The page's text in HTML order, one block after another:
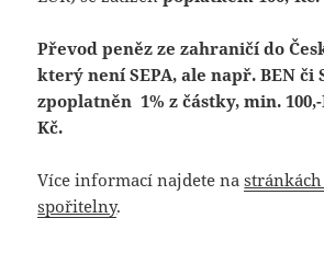
Převod peněz ze zahraničí do
který není SEPA, ale např. BEN či
zpoplatněn 1% z částky, min. 100,-
Kč.
Více informací najdete na
spořitelny.